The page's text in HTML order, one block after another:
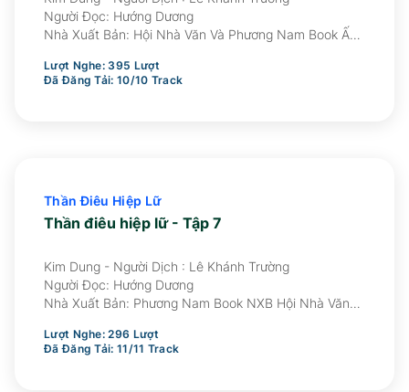
Người Đọc: Hướng Dương
Nhà Xuất Bản: Hội Nhà Văn Và Phương Nam Book Ấn
Lượt Nghe:395 Lượt
Đã Đăng Tải:10/10 Track
Thần Điêu Hiệp Lữ
Thần điêu hiệp lữ - Tập 7
Kim Dung - Người Dịch : Lê Khánh Trường
Người Đọc: Hướng Dương
Nhà Xuất Bản: Phương Nam Book NXB Hội Nhà Văn
Lượt Nghe:296 Lượt
Đã Đăng Tải:11/11 Track